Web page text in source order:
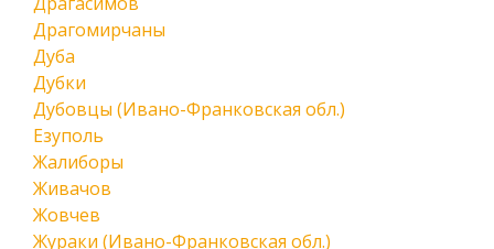
Драгомирчаны
Дуба
Дубки
Дубовцы (Ивано-Франковская обл.)
Езуполь
Жалиборы
Живачов
Жовчев
Жураки (Ивано-Франковская обл.)